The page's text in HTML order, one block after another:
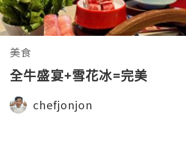
美食
全牛盛宴+雪花冰=完美
chefjonjon